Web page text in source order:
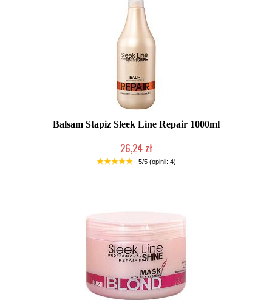
Balsam Stapiz Sleek Line Repair 1000ml
26,24 zł
Duża ilość (wysyłka w 24h)
5/5 (opinii: 4)